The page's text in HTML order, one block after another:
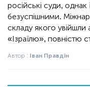
російські суди,
безуспішними.
складу якого увійшли
«Ізраїлю», повністю
Автор : Іван Правдін